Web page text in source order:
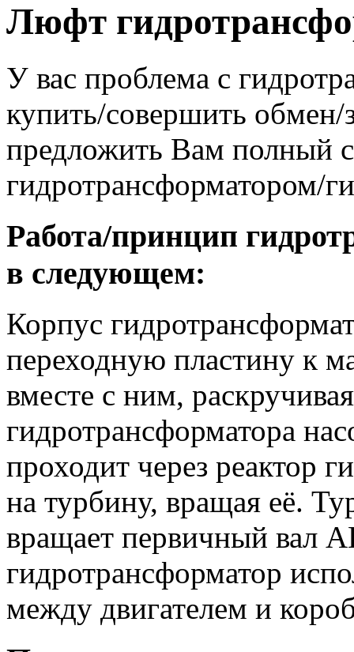
Люфт
У вас проблема с
купить/совершить
предложить Вам полный
Работа/принцип
в следующем:
Корпус
переходную пластину к
вместе с ним,
гидротрансформатора
проходит через реактор
на турбину, вращая её.
вращает первичный вал
гидротрансформатор
между двигателем и